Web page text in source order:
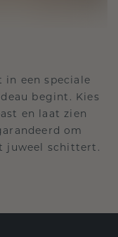
in een speciale
begint. Kies
en laat zien
om
juweel schittert.